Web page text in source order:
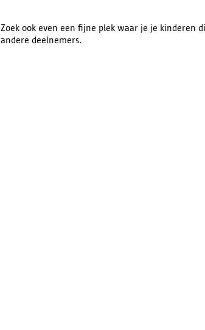
Zoek ook even een fijne plek waar je je
andere deelnemers.